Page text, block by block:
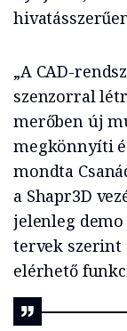
„A CAD-
szenzorral
merőben új
megkönnyíti
mondta
a Shapr3D
jelenleg
tervek szerint
elérhető